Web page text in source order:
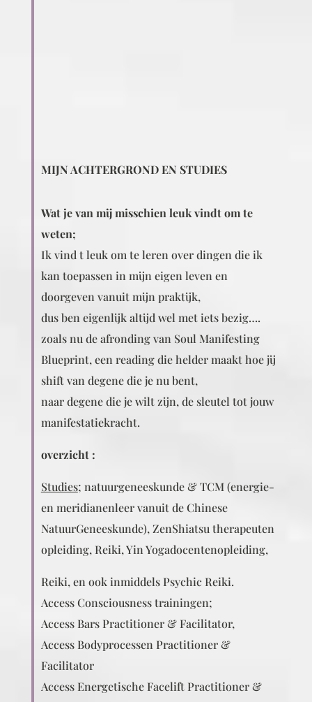
MIJN ACHTERGROND EN STUDIES
Wat je van mij misschien leuk vindt om te
weten;
Ik vind t leuk om te leren over dingen die ik
kan toepassen in mijn eigen leven en
doorgeven vanuit mijn praktijk,
dus ben eigenlijk altijd wel met iets bezig….
zoals nu de afronding van Soul Manifesting
Blueprint, een reading die helder maakt hoe jij
shift van degene die je nu bent,
naar degene die je wilt zijn, de sleutel tot jouw
manifestatiekracht.
overzicht :
Studies; natuurgeneeskunde & TCM (energie-
en meridianenleer vanuit de Chinese
NatuurGeneeskunde), ZenShiatsu therapeuten
opleiding, Reiki, Yin Yogadocentenopleiding,
Reiki, en ook inmiddels Psychic Reiki.
Access Consciousness trainingen;
Access Bars Practitioner & Facilitator,
Access Bodyprocessen Practitioner &
Facilitator
Access Energetische Facelift Practitioner &